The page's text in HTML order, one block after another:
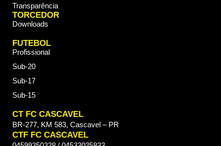
Transparência
TORCEDOR
Downloads
FUTEBOL
Profissional
Sub-20
Sub-17
Sub-15
CT FC CASCAVEL
BR-277, KM 583, Cascavel – PR
CTF FC CASCAVEL